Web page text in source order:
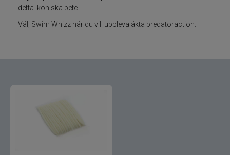
Grundéns
Fox International
detta ikoniska bete.
Välj Swim Whizz när du vill uppleva äkta predatoraction.